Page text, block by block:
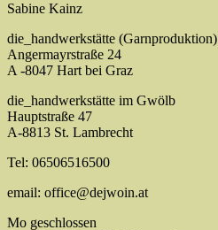
Sabine Kainz
die_handwerkstätte (Garnproduktion)
Angermayrstraße 24
A -8047 Hart bei Graz
die_handwerkstätte im Gwölb
Hauptstraße 47
A-8813 St. Lambrecht
Tel: 06506516500
email: office@dejwoin.at
Mo geschlossen